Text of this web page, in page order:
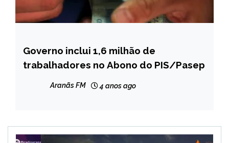
BRASIL
NOTÍCIAS
Governo inclui 1,6 milhão de
trabalhadores no Abono do PIS/Pasep
Aranãs FM 4 anos ago